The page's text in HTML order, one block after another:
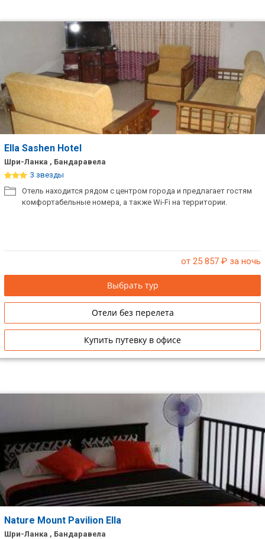
Ella Sashen Hotel
Шри-Ланка , Бандаравела
3 звезды
Отель находится рядом с центром города и предлагает гостям
комфортабельные номера, а также Wi-Fi на территории.
от 25 857 ₽ за ночь
Выбрать тур
Отели без перелета
Купить путевку в офисе
Nature Mount Pavilion Ella
Шри-Ланка , Бандаравела